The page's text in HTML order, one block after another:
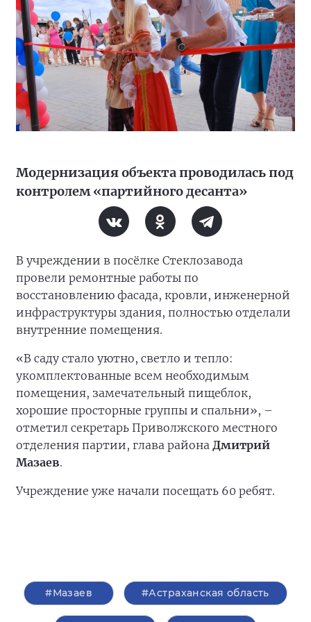
Модернизация объекта проводилась под
контролем «партийного десанта»
В учреждении в посёлке Стеклозавода
провели ремонтные работы по
восстановлению фасада, кровли, инженерной
инфраструктуры здания, полностью отделали
внутренние помещения.
«В саду стало уютно, светло и тепло:
укомплектованные всем необходимым
помещения, замечательный пищеблок,
хорошие просторные группы и спальни», –
отметил секретарь Приволжского местного
отделения партии, глава района Дмитрий
Мазаев.
Учреждение уже начали посещать 60 ребят.
#Мазаев #Астраханская область